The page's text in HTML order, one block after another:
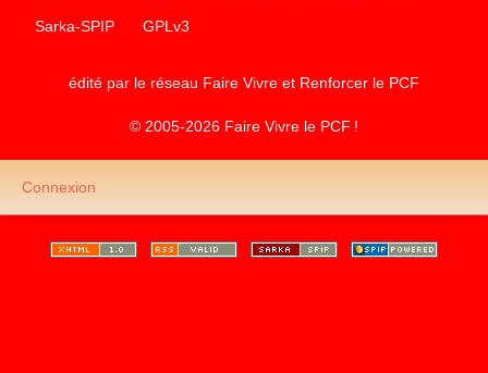
Sarka-SPIP GPLv3
édité par le réseau Faire Vivre et Renforcer le PCF
© 2005-2026 Faire Vivre le PCF !
Connexion